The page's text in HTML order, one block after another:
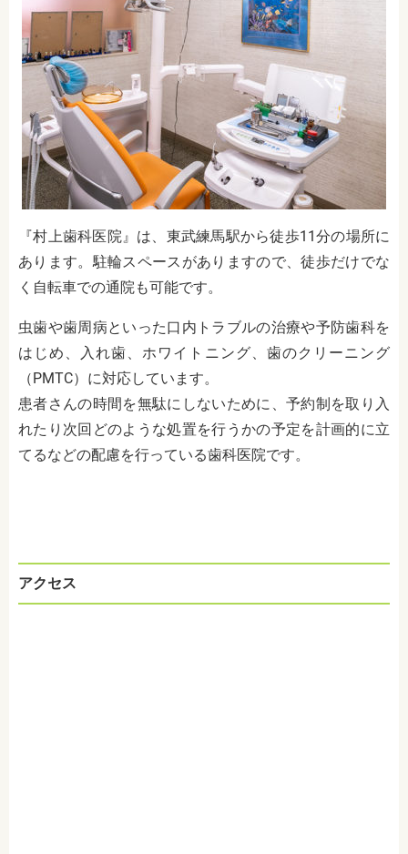
『村上歯科医院』は、東武練馬駅から徒歩11分の場所に
あります。駐輪スペースがありますので、徒歩だけでな
く自転車での通院も可能です。
虫歯や歯周病といった口内トラブルの治療や予防歯科を
はじめ、入れ歯、ホワイトニング、歯のクリーニング
（PMTC）に対応しています。
患者さんの時間を無駄にしないために、予約制を取り入
れたり次回どのような処置を行うかの予定を計画的に立
てるなどの配慮を行っている歯科医院です。
アクセス